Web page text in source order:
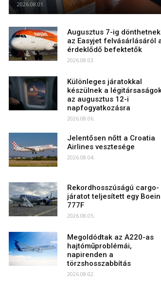
2026.08.01.
Augusztus 7-ig dönthetnek
az Easyjet felvásárlásáról
érdeklődő befektetők
2026.08.03.
Különleges járatokkal
készülnek a
az augusztus 12-i
napfogyatkozásra
2026.08.06.
Jelentősen nőtt a Croatia
Airlines vesztesége
2026.08.04.
Rekordhosszúságú cargo-
járatot teljesített egy
777F
2026.08.05.
Megoldódtak az A220-as
hajtóműproblémái,
napirenden a
törzshosszabbítás
2026.08.02.